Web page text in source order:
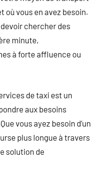
où vous en avez besoin.
chercher des
minute,
à forte affluence ou
de taxi est un
aux besoins
vous ayez besoin d’un
plus longue à travers
solution de